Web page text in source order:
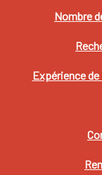
Nombre
Expérience